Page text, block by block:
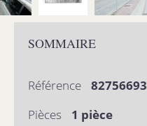
SOMMAIRE
Référence
82756693
Pièces
1 pièce